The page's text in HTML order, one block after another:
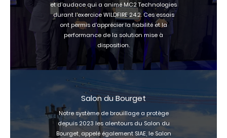
et d’audace qui a animé MC2 Technologies
durant l’exercice WILDFIRE 24.2. Ces essais
ont permis d’apprécier la fiabilité et la
performance de la solution mise à
disposition.
Salon du Bourget
Notre système de brouillage a protège
depuis 2023 les alentours du Salon du
Bourget, appelé également SIAE, le Salon